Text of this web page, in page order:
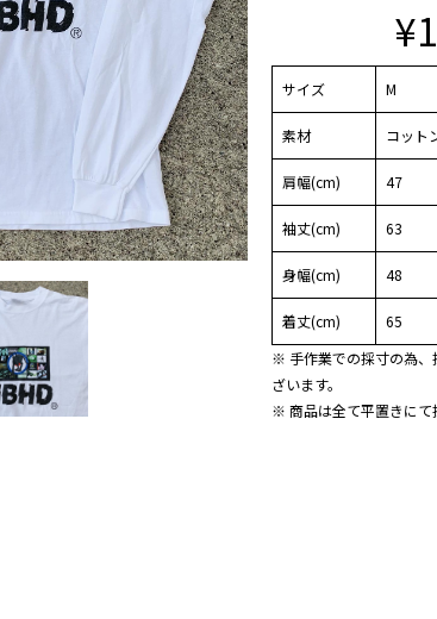
¥
サイズ M
素材 コット
肩幅(cm) 47
袖丈(cm) 63
身幅(cm) 48
着丈(cm)
65
※ 手作業での採寸の為、
ざいます。
※ 商品は全て平置きにて